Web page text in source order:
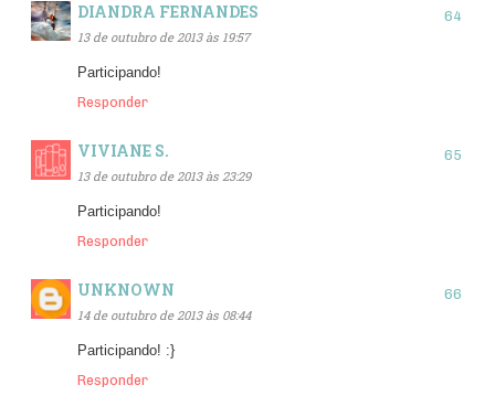
DIANDRA FERNANDES
13 de outubro de 2013 às 19:57
Participando!
Responder
VIVIANE S.
13 de outubro de 2013 às 23:29
Participando!
Responder
UNKNOWN
14 de outubro de 2013 às 08:44
Participando! :}
Responder